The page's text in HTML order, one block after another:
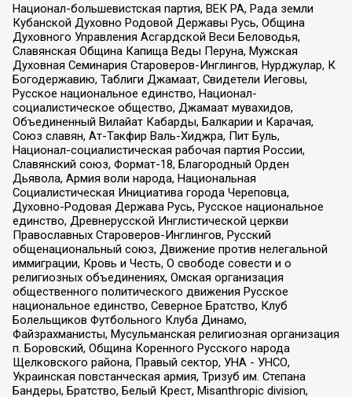
Национал-большевистская партия, ВЕК РА, Рада земли
Кубанской Духовно Родовой Державы Русь, Община
Духовного Управления Асгардской Веси Беловодья,
Славянская Община Капища Веды Перуна, Мужская
Духовная Семинария Староверов-Инглингов, Нурджулар, К
Богодержавию, Таблиги Джамаат, Свидетели Иеговы,
Русское национальное единство, Национал-
социалистическое общество, Джамаат мувахидов,
Объединенный Вилайат Кабарды, Балкарии и Карачая,
Союз славян, Ат-Такфир Валь-Хиджра, Пит Буль,
Национал-социалистическая рабочая партия России,
Славянский союз, Формат-18, Благородный Орден
Дьявола, Армия воли народа, Национальная
Социалистическая Инициатива города Череповца,
Духовно-Родовая Держава Русь, Русское национальное
единство, Древнерусской Инглистической церкви
Православных Староверов-Инглингов, Русский
общенациональный союз, Движение против нелегальной
иммиграции, Кровь и Честь, О свободе совести и о
религиозных объединениях, Омская организация
общественного политического движения Русское
национальное единство, Северное Братство, Клуб
Болельщиков Футбольного Клуба Динамо,
Файзрахманисты, Мусульманская религиозная организация
п. Боровский, Община Коренного Русского народа
Щелковского района, Правый сектор, УНА - УНСО,
Украинская повстанческая армия, Тризуб им. Степана
Бандеры, Братство, Белый Крест, Misanthropic division,